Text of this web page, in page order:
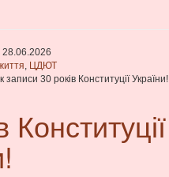
, ЦДЮТ
к записи 30 років Конституції України!
Конституції